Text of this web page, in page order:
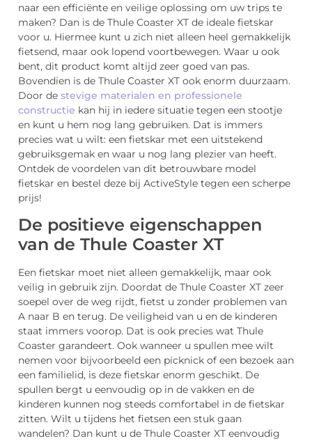
naar een efficiënte en veilige oplossing om uw trips te
maken? Dan is de Thule Coaster XT de ideale fietskar
voor u. Hiermee kunt u zich niet alleen heel gemakkelijk
fietsend, maar ook lopend voortbewegen. Waar u ook
bent, dit product komt altijd zeer goed van pas.
Bovendien is de Thule Coaster XT ook enorm duurzaam.
Door de stevige materialen en professionele
constructie kan hij in iedere situatie tegen een stootje
en kunt u hem nog lang gebruiken. Dat is immers
precies wat u wilt: een fietskar met een uitstekend
gebruiksgemak en waar u nog lang plezier van heeft.
Ontdek de voordelen van dit betrouwbare model
fietskar en bestel deze bij ActiveStyle tegen een scherpe
prijs!
De positieve eigenschappen
van de Thule Coaster XT
Een fietskar moet niet alleen gemakkelijk, maar ook
veilig in gebruik zijn. Doordat de Thule Coaster XT zeer
soepel over de weg rijdt, fietst u zonder problemen van
A naar B en terug. De veiligheid van u en de kinderen
staat immers voorop. Dat is ook precies wat Thule
Coaster garandeert. Ook wanneer u spullen mee wilt
nemen voor bijvoorbeeld een picknick of een bezoek aan
een familielid, is deze fietskar enorm geschikt. De
spullen bergt u eenvoudig op in de vakken en de
kinderen kunnen nog steeds comfortabel in de fietskar
zitten. Wilt u tijdens het fietsen een stuk gaan
wandelen? Dan kunt u de Thule Coaster XT eenvoudig